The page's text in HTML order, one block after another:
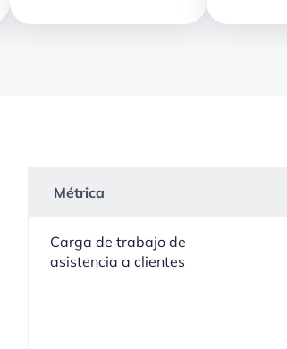
Métrica
Carga de trabajo de
asistencia a clientes